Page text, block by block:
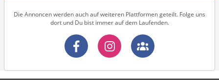
Die Annoncen werden auch auf weiteren Plattformen geteilt. Folge uns
dort und Du bist immer auf dem Laufenden.